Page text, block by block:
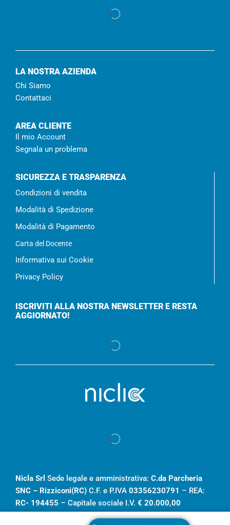
LA NOSTRA AZIENDA
Chi Siamo
Contattaci
AREA CLIENTE
Il mio Account
Segnala un problema
SICUREZZA E TRASPARENZA
Condizioni di vendita
Modalità di Spedizione
Modalità di Pagamento
Carta del Docente
Informativa sui Cookie
Privacy Policy
ISCRIVITI ALLA NOSTRA NEWSLETTER E RESTA
AGGIORNATO!
Nicla Srl Sede legale e amministrativa: C.da Parcheria
SNC – Rizziconi(RC) C.F. e P.IVA 03356230791 – REA:
RC- 194455 – Capitale sociale I.V. € 20.000,00